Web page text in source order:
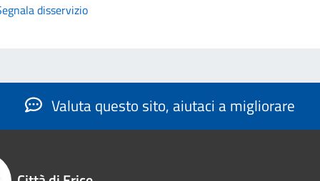
disservizio
Valuta questo sito, aiutaci a migliorare